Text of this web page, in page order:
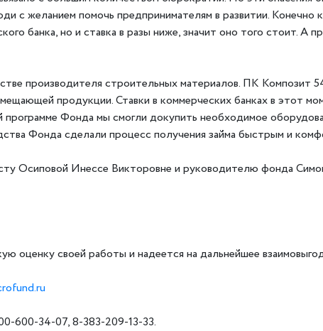
с желанием помочь предпринимателям в развитии. Конечно
банка, но и ставка в разы ниже, значит оно того стоит. А
производителя строительных материалов. ПК Композит
продукции. Ставки в коммерческих банках в этот
программе Фонда мы смогли докупить необходимое
Фонда сделали процесс получения займа быстрым и
Осиповой Инессе Викторовне и руководителю фонда
оценку своей работы и надеется на дальнейшее
600-34-07, 8-383-209-13-33.